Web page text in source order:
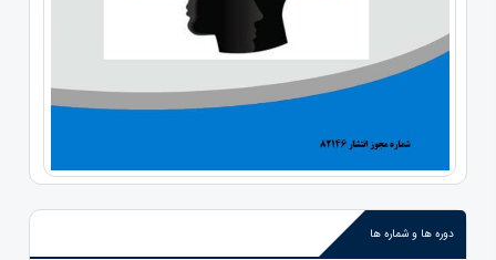
دوره ها و شماره ها